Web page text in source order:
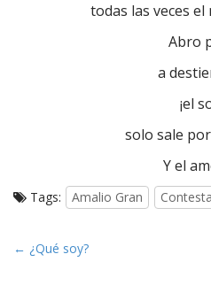
todas las veces el
Abro
a
¡el
solo sale
Y el
Tags: Amalio Gran
P
← ¿Qué soy?